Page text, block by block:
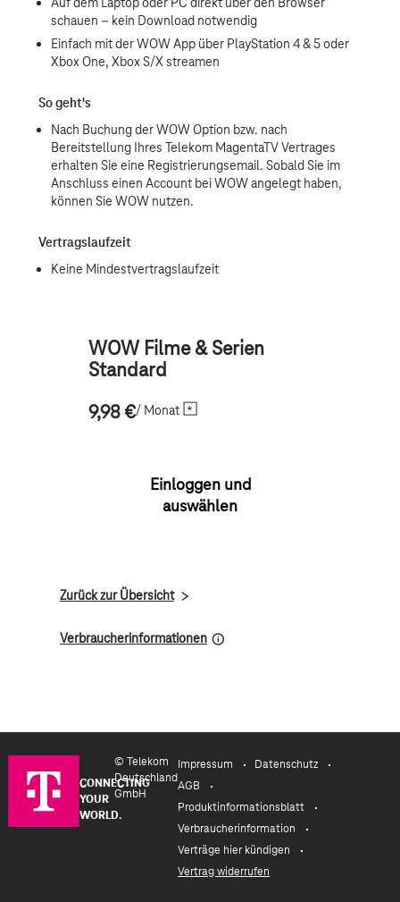
WOW Filme & Serien
Standard
9,98 €/ Monat
Einloggen und
auswählen
Zurück zur Übersicht
Verbraucherinformationen
CONNECTING
YOUR
WORLD.
© Telekom
Deutschland
GmbH
Impressum
Datenschutz
AGB
Produktinformationsblatt
Verbraucherinformation
Verträge hier kündigen
Vertrag widerrufen